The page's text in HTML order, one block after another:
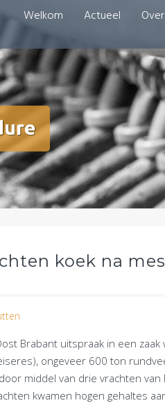
Welkom Actueel
koek na
Brabant uitspraak in een
ongeveer 600 ton
middel van drie vrachten
kwamen hogen gehaltes